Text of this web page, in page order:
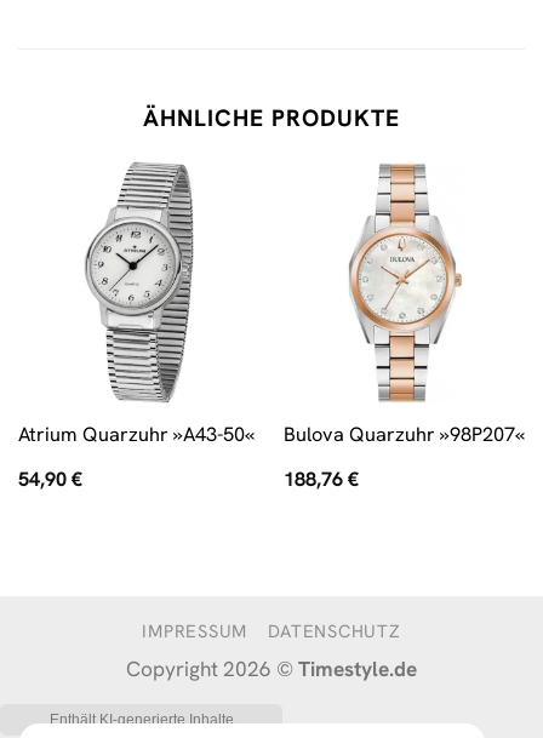
ÄHNLICHE PRODUKTE
Atrium Quarzuhr »A43-50«
54,90€
Bulova Quarzuhr »98P207«
188,76€
IMPRESSUM DATENSCHUTZ
Copyright 2026 ©Timestyle.de